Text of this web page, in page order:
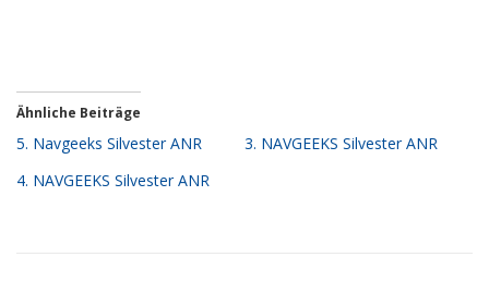
Ähnliche Beiträge
5. Navgeeks Silvester ANR
3. NAVGEEKS Silvester ANR
4. NAVGEEKS Silvester ANR